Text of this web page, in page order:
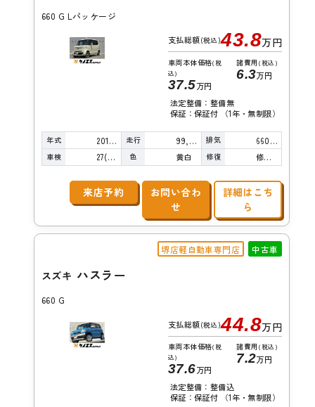
660 G Lパッケージ
支払総額(税込)43.8万円
車両本体価格(税
込)
37.5万円
諸費用 (税込)
6.3万円
法定整備：整備無
保証：保証付 （1年・無制限）
年式 2014年 走行 99,000km 排気 660cc
車検 27(R9)/07 色 黄白 修復 修復歴無し
来店予約
お問い合わ
せ
詳細はこち
ら
堺店軽自動車専門店 中古車
スズキ ハスラー
660 G
支払総額(税込)44.8万円
車両本体価格(税
込)
37.6万円
諸費用 (税込)
7.2万円
法定整備：整備込
保証：保証付 （1年・無制限）